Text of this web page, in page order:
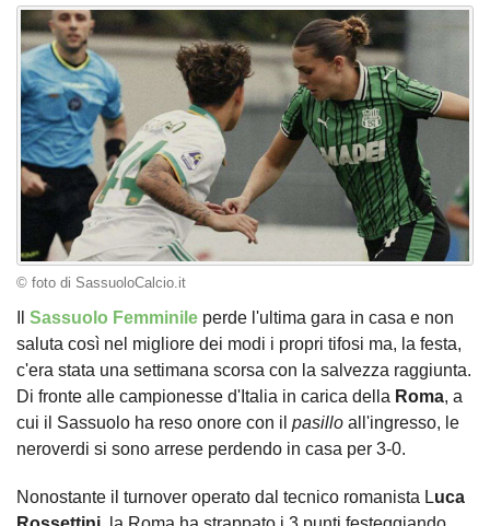
© foto di SassuoloCalcio.it
Sassuolo Femminile perde l'ultima gara in casa e non
saluta così nel migliore dei modi i propri tifosi ma, la festa,
c'era stata una settimana scorsa con la salvezza raggiunta.
Di fronte alle campionesse d'Italia in carica della Roma, a
cui il Sassuolo ha reso onore con il pasillo all'ingresso, le
neroverdi si sono arrese perdendo in casa per 3-0.
Nonostante il turnover operato dal tecnico romanista Luca